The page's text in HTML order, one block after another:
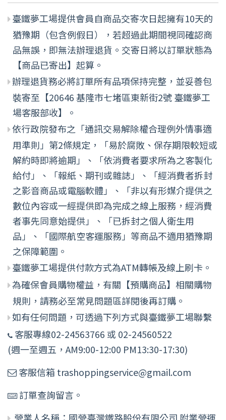
臺鐵夢工場提供會員自商品交寄次日起擁有10天的
猶豫期（包含例假日），若超過此期間視同確認商
品無誤，即無法辦理退貨。交寄日將以訂單狀態為
【商品已寄出】起算。
辦理退貨務必將訂單所有品項保持完整，並妥善包
裝寄至【20646 基隆市七堵區東新街2號 臺鐵夢工
場客服部收】。
依行政院發布之「通訊交易解除權合理例外情事適
用準則」第2條規定，「易於腐敗、保存期限較短或
解約時即將逾期」、「依消費者要求所為之客製化
給付」、「報紙、期刊或雜誌」、「經消費者拆封
之影音商品或電腦軟體」、「非以有形媒介提供之
數位內容或一經提供即為完成之線上服務，經消費
者事先同意始提供」、「已拆封之個人衛生用
品」、「國際航空客運服務」等商品不適用猶豫期
之保障範圍。
臺鐵夢工場提供付款方式為ATM轉帳及線上刷卡。
為確保會員購物權益，有關【預購商品】相關購物
規則，請務必至常見問題區詳閱後再訂購。
如有任何問題，可透過下列方式與臺鐵夢工場聯繫
客服專線02-24563766 或 02-24560522
(週一至週五，AM9:00-12:00 PM13:30-17:30)
客服信箱 trashoppingservice@gmail.com
訂單查詢留言。
營業人名稱：國營臺灣鐵路股份有限公司 附業營運